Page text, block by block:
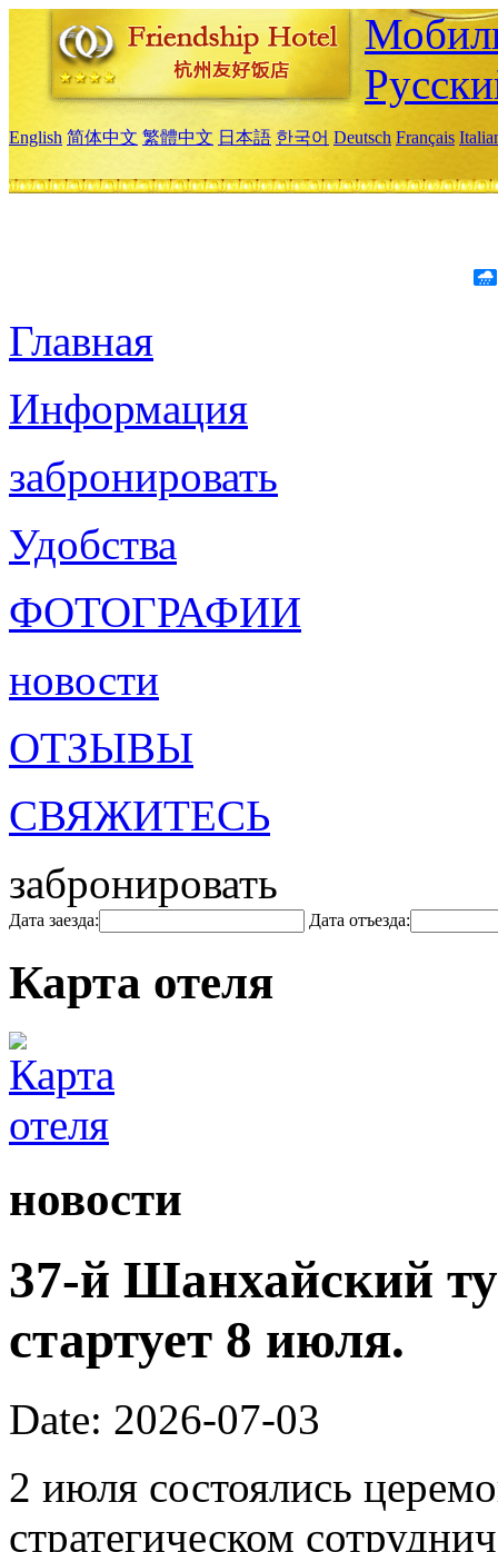
English 简体中文 繁體中文 日本語 한국어 Deutsch Français
Главная
Информация
забронировать
Удобства
ФОТОГРАФИИ
новости
ОТЗЫВЫ
СВЯЖИТЕСЬ
забронировать
Дата заезда: Дата отъезда:
Карта отеля
новости
37-й Шанхайский
стартует 8 июля.
Date: 2026-07-03
2 июля состоялись
стратегическом